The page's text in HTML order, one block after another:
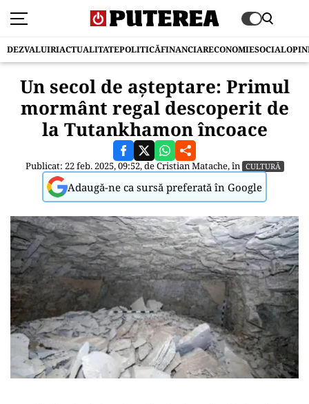
DEZVALUIRIACTUALITATEPOLITICĂFINANCIARECONOMIESOCIAL
Un secol de așteptare: Primul
mormânt regal descoperit de
la Tutankhamon încoace
Publicat: 22 feb. 2025, 09:52, deCristian Matache, în CULTURĂ
Adaugă-ne ca sursă preferată în Google